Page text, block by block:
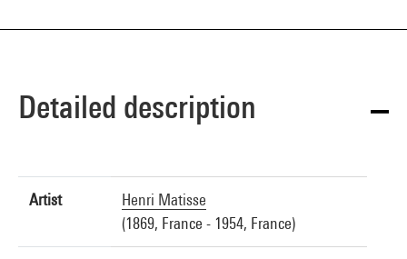
Detailed description
Artist
Henri Matisse
(1869, France - 1954, France)